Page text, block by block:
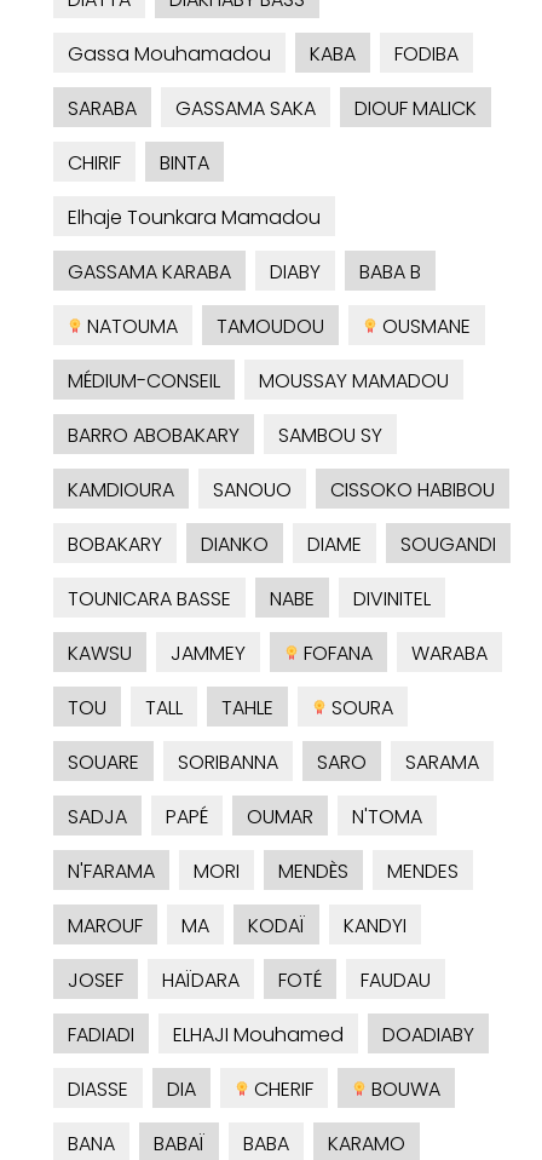
Gassa Mouhamadou
KABA
FODIBA
SARABA
GASSAMA SAKA
DIOUF MALICK
CHIRIF
BINTA
Elhaje Tounkara Mamadou
GASSAMA KARABA
DIABY
BABA B
NATOUMA
TAMOUDOU
OUSMANE
MÉDIUM-CONSEIL
MOUSSAY MAMADOU
BARRO ABOBAKARY
SAMBOU SY
KAMDIOURA
SANOUO
CISSOKO HABIBOU
BOBAKARY
DIANKO DIAME
SOUGANDI
TOUNICARA BASSE
NABE
DIVINITEL
KAWSU
JAMMEY FOFANA
WARABA
TOU
TALL TAHLE
SOURA
SOUARE
SORIBANNA SARO
SARAMA
SADJA
PAPÉ OUMAR
N'TOMA
N'FARAMA
MORI MENDÈS
MENDES
MAROUF
MA KODAÏ
KANDYI
JOSEF
HAÏDARA FOTÉ
FAUDAU
FADIADI
ELHAJI Mouhamed
DOADIABY
DIASSE
DIA CHERIF
BOUWA
BANA
BABAÏ BABA
KARAMO